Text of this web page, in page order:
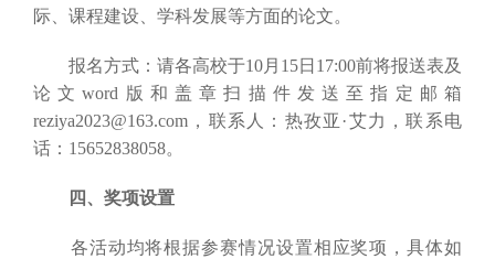
际、课程建设、学科发展等方面的论文。
报名方式：请各高校于10月15日17:00前将报送表及
论文word版和盖章扫描件发送至指定邮箱
reziya2023@163.com，联系人：热孜亚·艾力，联系电
话：15652838058。
四、奖项设置
各活动均将根据参赛情况设置相应奖项，具体如